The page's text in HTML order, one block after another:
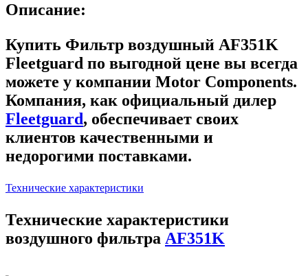
Описание:
Купить Фильтр воздушный AF351K
Fleetguard по выгодной цене вы всегда
можете у компании Motor Components.
Компания, как официальный дилер
Fleetguard, обеспечивает своих
клиентов качественными и
недорогими поставками.
Технические характеристики
Технические характеристики
воздушного фильтра AF351K